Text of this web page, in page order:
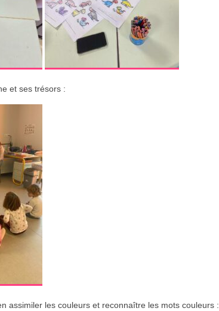
et ses trésors :
assimiler les couleurs et reconnaître les mots couleurs :